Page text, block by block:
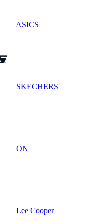
ASICS
SKECHERS
ON
Lee Cooper